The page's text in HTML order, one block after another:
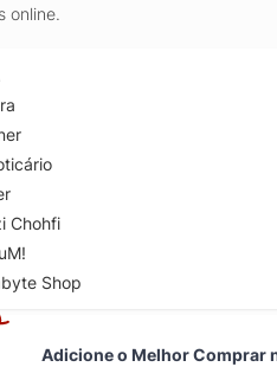
online.
Chohfi
Shop
Adicione o Melhor Comprar